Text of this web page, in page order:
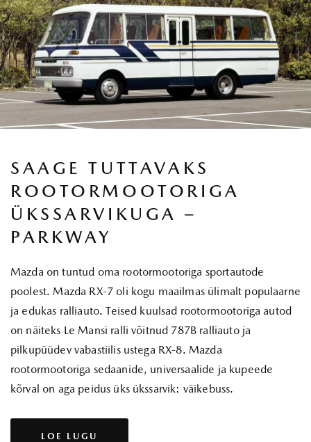
SAAGE TUTTAVAKS
ROOTORMOOTORIGA
ÜKSSARVIKUGA –
PARKWAY
Mazda on tuntud oma rootormootoriga sportautode
poolest. Mazda RX-7 oli kogu maailmas ülimalt populaarne
ja edukas ralliauto. Teised kuulsad rootormootoriga autod
on näiteks Le Mansi ralli võitnud 787B ralliauto ja
pilkupüüdev vabastiilis ustega RX-8. Mazda
rootormootoriga sedaanide, universaalide ja kupeede
kõrval on aga peidus üks ükssarvik: väikebuss.
LOE LUGU